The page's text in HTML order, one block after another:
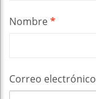
Nombre*
Correo electrónico